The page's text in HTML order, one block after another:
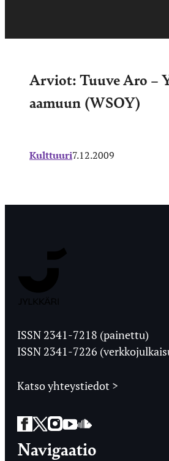
Arviot: Tuuve Aro –
aamuun (WSOY)
Kulttuuri7.12.2009
Ylioppilaslehti
ISSN 2341-7218 (painettu)
ISSN 2341-7226
Katso yhteystiedot >
Facebook
Twitter
Instagram
YouTube
SoundCloud
Navigaatio